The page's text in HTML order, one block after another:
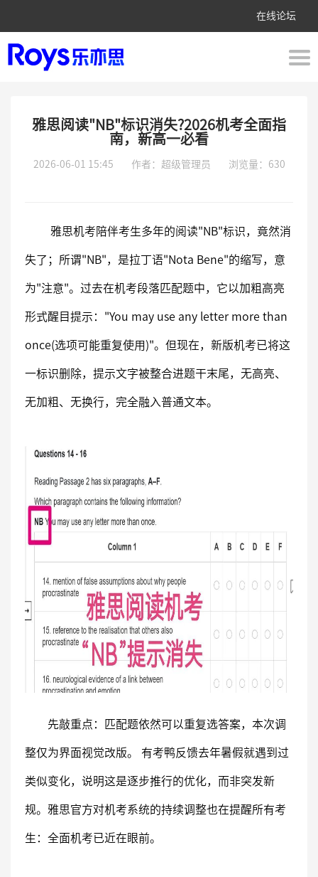
在线论坛
雅思阅读"NB"标识消失?2026机考全面指
南，新高一必看
2026-06-01 15:45 作者：超级管理员 浏览量：630
雅思机考陪伴考生多年的阅读"NB"标识，竟然消
失了；所谓"NB"，是拉丁语"Nota Bene"的缩写，意
为"注意"。过去在机考段落匹配题中，它以加粗高亮
形式醒目提示："You may use any letter more than
once(选项可能重复使用)"。但现在，新版机考已将这
一标识删除，提示文字被整合进题干末尾，无高亮、
无加粗、无换行，完全融入普通文本。
先敲重点：匹配题依然可以重复选答案，本次调
整仅为界面视觉改版。 有考鸭反馈去年暑假就遇到过
类似变化，说明这是逐步推行的优化，而非突发新
规。雅思官方对机考系统的持续调整也在提醒所有考
生：全面机考已近在眼前。